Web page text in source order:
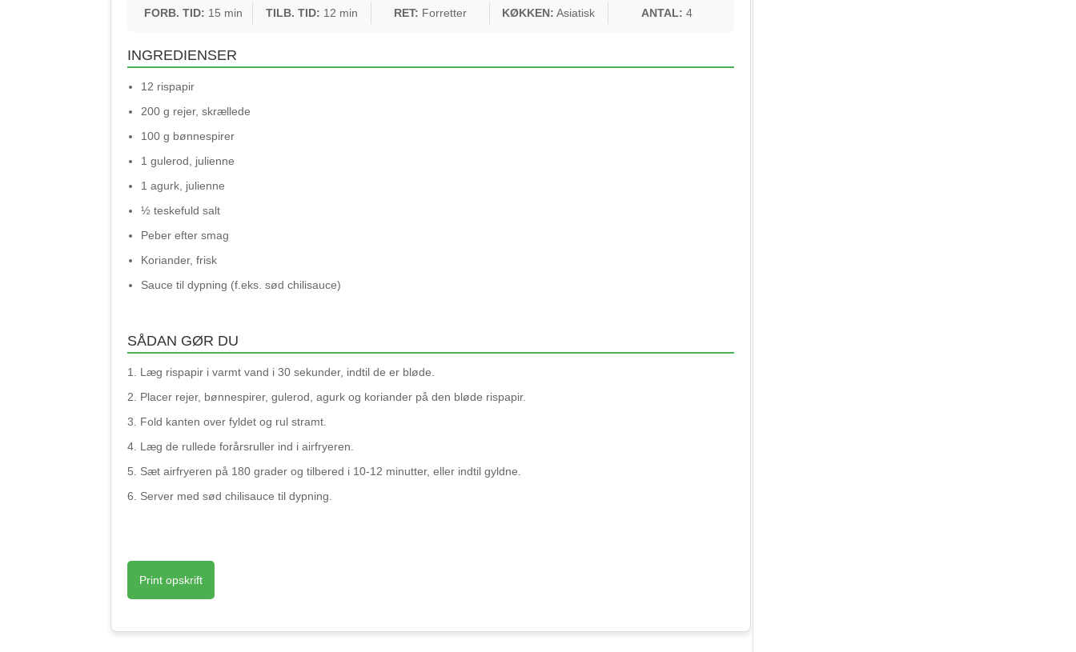
FORB. TID: 15 min TILB. TID: 12 min RET: Forretter KØKKEN: Asiatisk ANTAL: 4
INGREDIENSER
12 rispapir
200 g rejer, skrællede
100 g bønnespirer
1 gulerod, julienne
1 agurk, julienne
½ teskefuld salt
Peber efter smag
Koriander, frisk
Sauce til dypning (f.eks. sød chilisauce)
SÅDAN GØR DU
Læg rispapir i varmt vand i 30 sekunder, indtil de er bløde.
Placer rejer, bønnespirer, gulerod, agurk og koriander på den bløde rispapir.
Fold kanten over fyldet og rul stramt.
Læg de rullede forårsruller ind i airfryeren.
Sæt airfryeren på 180 grader og tilbered i 10-12 minutter, eller indtil gyldne.
Server med sød chilisauce til dypning.
Print opskrift